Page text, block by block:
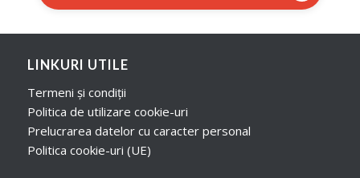
LINKURI UTILE
Termeni și condiții
Politica de utilizare cookie-uri
Prelucrarea datelor cu caracter personal
Politica cookie-uri (UE)